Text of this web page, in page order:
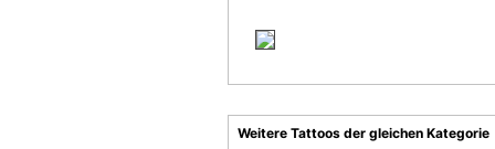
Weitere Tattoos der gleichen Kategorie